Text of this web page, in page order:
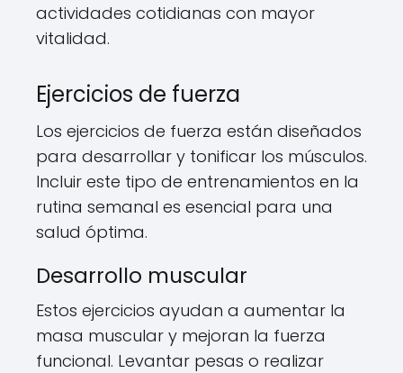
actividades cotidianas con mayor
vitalidad.
Ejercicios de fuerza
Los ejercicios de fuerza están diseñados
para desarrollar y tonificar los músculos.
Incluir este tipo de entrenamientos en la
rutina semanal es esencial para una
salud óptima.
Desarrollo muscular
Estos ejercicios ayudan a aumentar la
masa muscular y mejoran la fuerza
funcional. Levantar pesas o realizar